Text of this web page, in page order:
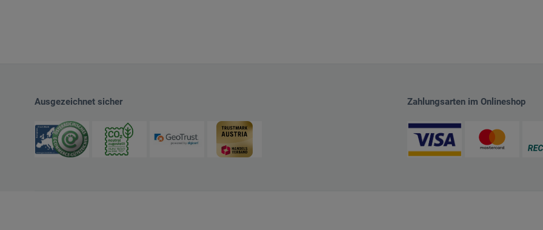
Ausgezeichnet sicher Zahlungsarten im Onlineshop